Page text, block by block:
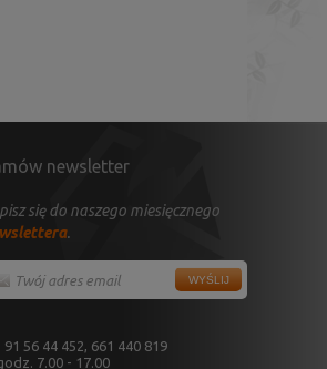
newsletter
się do naszego miesięcznego
.
91 56 44 452, 661 440 819
7.00 - 17.00